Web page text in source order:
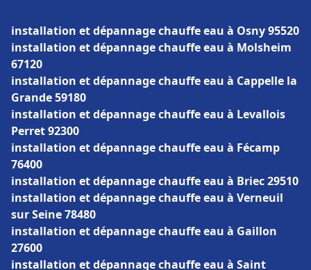
installation et dépannage chauffe eau à Osny 95520
installation et dépannage chauffe eau à Molsheim
67120
installation et dépannage chauffe eau à Cappelle la
Grande 59180
installation et dépannage chauffe eau à Levallois
Perret 92300
installation et dépannage chauffe eau à Fécamp
76400
installation et dépannage chauffe eau à Briec 29510
installation et dépannage chauffe eau à Verneuil
sur Seine 78480
installation et dépannage chauffe eau à Gaillon
27600
installation et dépannage chauffe eau à Saint